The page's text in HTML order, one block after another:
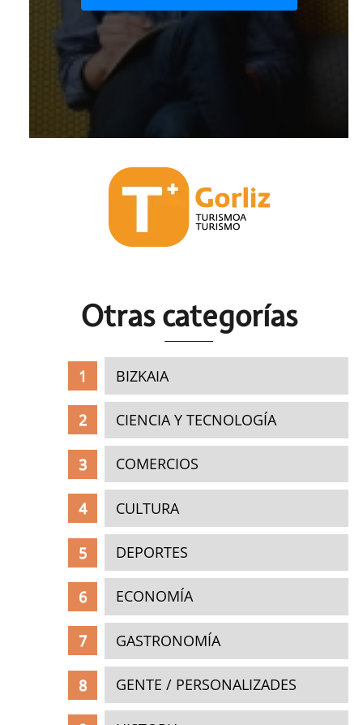
Otras categorías
BIZKAIA
CIENCIA Y TECNOLOGÍA
COMERCIOS
CULTURA
DEPORTES
ECONOMÍA
GASTRONOMÍA
GENTE / PERSONALIZADES